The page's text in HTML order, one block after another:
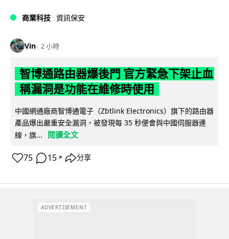
商業科技 資訊保安
Vin 2 小時
智博通路由器爆後門 官方緊急下架止血
稱漏洞是功能在維修時使用
中國網通廠商智博通電子（Zbtlink Electronics）旗下的路由器
產品爆出嚴重安全漏洞，被發現每 35 秒便會與中國伺服器連
線，旗...
閱讀全文
75 15 ↗ 分享
ADVERTISEMENT